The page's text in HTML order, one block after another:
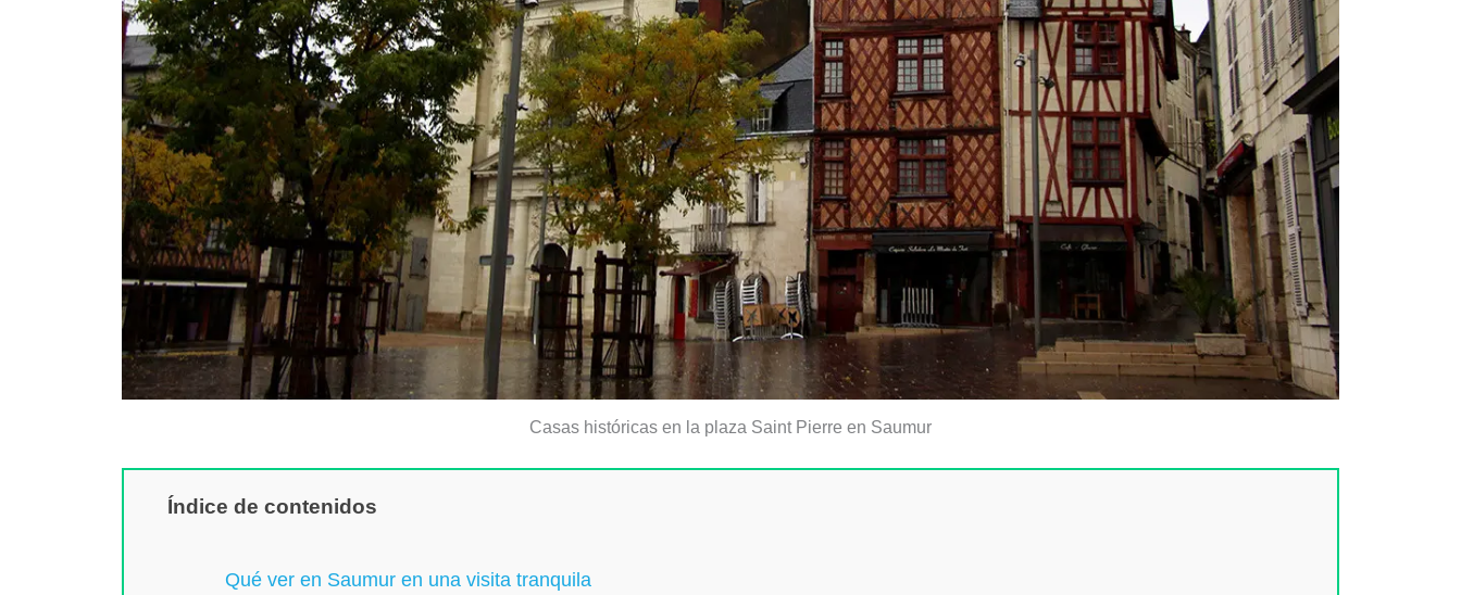
Casas históricas en la plaza Saint Pierre en Saumur
Índice de contenidos
Qué ver en Saumur en una visita tranquila